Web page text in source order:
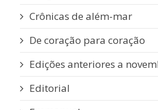
Crônicas de além-mar
De coração para coração
Edições anteriores a
Editorial